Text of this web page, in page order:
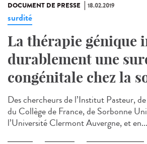
DOCUMENT DE PRESSE 18.02.2019
surdité
La thérapie génique
durablement une
congénitale chez la
Des chercheurs de l’Institut Pasteur,
du Collège de France, de Sorbonne
l’Université Clermont Auvergne, et en...